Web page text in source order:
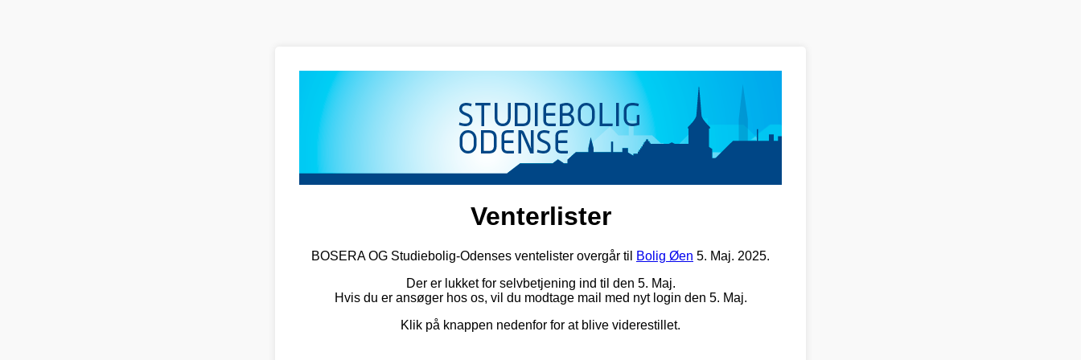
Venterlister
BOSERA OG Studiebolig-Odenses ventelister overgår til Bolig Øen 5. Maj. 2025.
Der er lukket for selvbetjening ind til den 5. Maj.
Hvis du er ansøger hos os, vil du modtage mail med nyt login den 5. Maj.
Klik på knappen nedenfor for at blive viderestillet.